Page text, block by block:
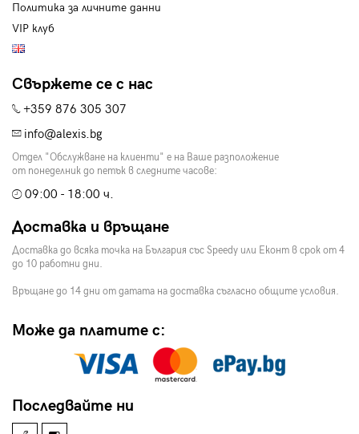
Политика за личните данни
VIP клуб
Свържете се с нас
+359 876 305 307
info@alexis.bg
Отдел "Обслужване на клиенти" е на Ваше разположение
от понеделник до петък в следните часове:
09:00 - 18:00 ч.
Доставка и връщане
Доставка до всяка точка на България със Speedy или Еконт в срок от 4
до 10 работни дни.
Връщане до 14 дни от датата на доставка съгласно общите условия.
Може да платите с:
Последвайте ни